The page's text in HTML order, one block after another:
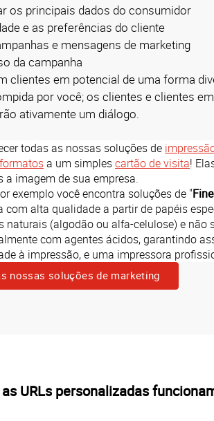
os principais dados do consumidor
e as preferências do cliente
e mensagens de marketing
da campanha
clientes em potencial de uma forma
por você; os clientes e clientes em
ativamente um diálogo.
todas as nossas soluções de
a um simplescartão de visita!
a imagem de sua empresa.
exemplo você encontra soluções de "
com alta qualidade a partir de papéis
naturais (algodão ou alfa-celulose) e não
com agentes ácidos, garantindo
à impressão, e uma impressora
nossas soluções de marketing
URLs personalizadas